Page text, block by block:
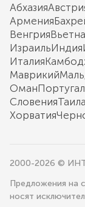
Абхазия
Армения
Венгрия
ИзраильИндия
Италия
Маврикий
Оман
Словения
Хорватия
2000-2026 ©
Предложения на
носят